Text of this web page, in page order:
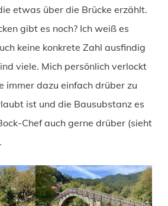
etwas über die Brücke erzählt.
gibt es noch? Ich weiß es
keine konkrete Zahl ausfindig
viele. Mich persönlich verlockt
immer dazu einfach drüber zu
ist und die Bausubstanz es
Chef auch gerne drüber (sieht